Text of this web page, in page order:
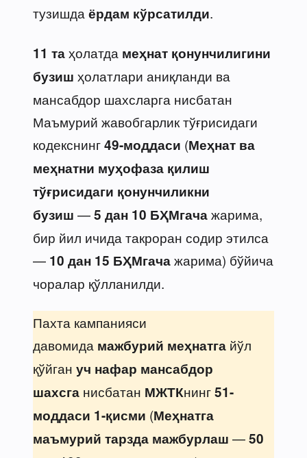
тузишда ёрдам кўрсатилди.
11 таҳолатда меҳнат қонунчилигини
бузиш ҳолатлари аниқланди ва
мансабдор шахсларга нисбатан
Маъмурий жавобгарлик тўғрисидаги
кодекснинг49-моддаси (Меҳнат ва
меҳнатни муҳофаза қилиш
тўғрисидаги қонунчиликни
бузиш —5 дан 10 БҲМгачажарима,
бир йил ичида такроран содир этилса
— 10 дан 15 БҲМгачажарима) бўйича
чоралар қўлланилди.
Пахта кампанияси
давомида мажбурий меҳнатга йўл
қўйган уч нафар мансабдор
шахсга нисбатан МЖТКнинг51-
моддаси 1-қисми (Меҳнатга
маъмурий тарзда мажбурлаш —50